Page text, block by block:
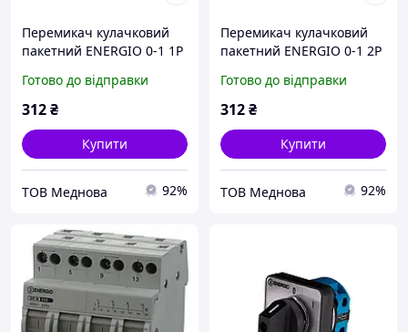
Перемикач кулачковий
пакетний ENERGIO 0-1 1P
Готово до відправки
312₴
Купити
ТОВ Меднова 92%
Перемикач кулачковий
пакетний ENERGIO 0-1 2P
Готово до відправки
312₴
Купити
ТОВ Меднова 92%